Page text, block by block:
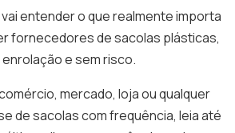
entender o que realmente importa
fornecedores de sacolas plásticas,
e sem risco.
mercado, loja ou qualquer
de sacolas com frequência, leia até